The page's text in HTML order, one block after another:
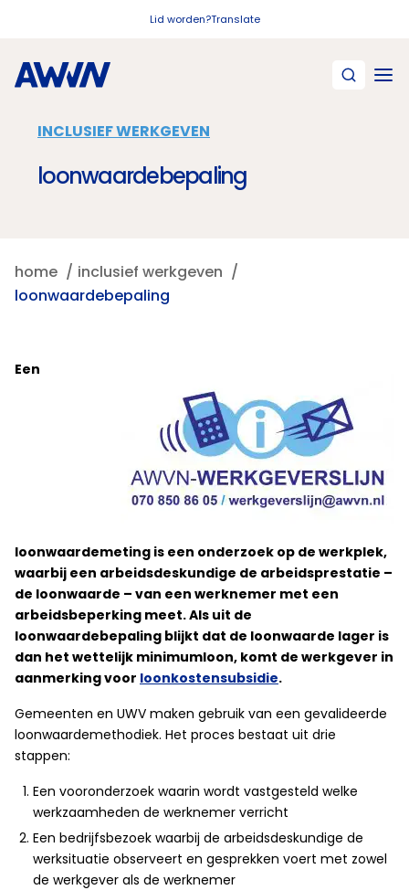
Lid worden?Translate
INCLUSIEF WERKGEVEN
loonwaardebepaling
home
inclusief werkgeven
loonwaardebepaling
Een
loonwaardemeting is een onderzoek op de werkplek,
waarbij een arbeidsdeskundige de arbeidsprestatie –
de loonwaarde – van een werknemer met een
arbeidsbeperking meet. Als uit de
loonwaardebepaling blijkt dat de loonwaarde lager is
dan het wettelijk minimumloon, komt de werkgever in
aanmerking voor loonkostensubsidie.
Gemeenten en UWV maken gebruik van een gevalideerde
loonwaardemethodiek. Het proces bestaat uit drie
stappen:
Een vooronderzoek waarin wordt vastgesteld welke
werkzaamheden de werknemer verricht
Een bedrijfsbezoek waarbij de arbeidsdeskundige de
werksituatie observeert en gesprekken voert met zowel
de werkgever als de werknemer